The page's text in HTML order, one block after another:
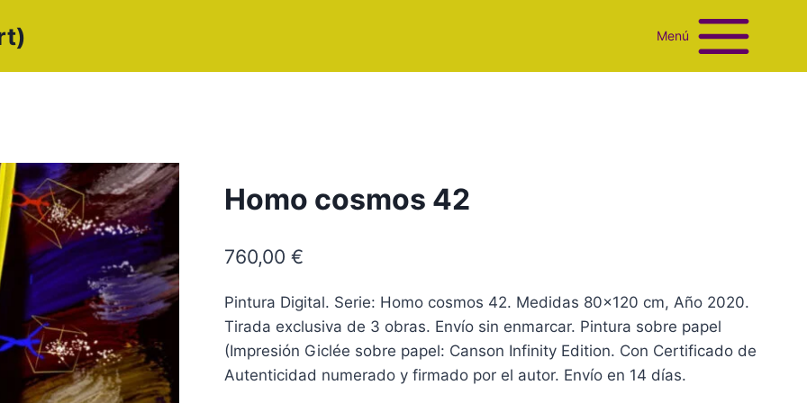
Menú
Homo cosmos 42
760,00 €
Pintura Digital. Serie: Homo cosmos 42. Medidas 80×120 cm, Año 2020.
Tirada exclusiva de 3 obras. Envío sin enmarcar. Pintura sobre papel
(Impresión Giclée sobre papel: Canson Infinity Edition. Con Certificado de
Autenticidad numerado y firmado por el autor. Envío en 14 días.